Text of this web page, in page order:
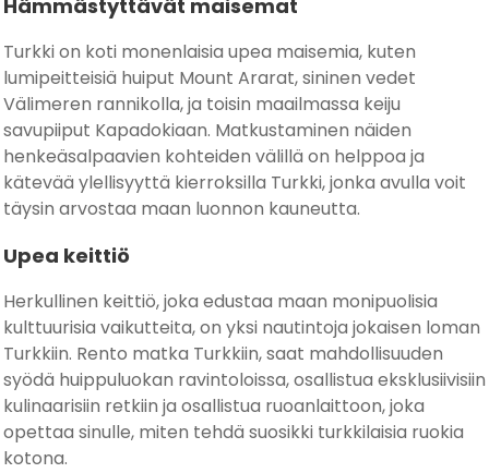
Hämmästyttävät maisemat
Turkki on koti monenlaisia upea maisemia, kuten
lumipeitteisiä huiput Mount Ararat, sininen vedet
Välimeren rannikolla, ja toisin maailmassa keiju
savupiiput Kapadokiaan. Matkustaminen näiden
henkeäsalpaavien kohteiden välillä on helppoa ja
kätevää ylellisyyttä kierroksilla Turkki, jonka avulla voit
täysin arvostaa maan luonnon kauneutta.
Upea keittiö
Herkullinen keittiö, joka edustaa maan monipuolisia
kulttuurisia vaikutteita, on yksi nautintoja jokaisen loman
Turkkiin. Rento matka Turkkiin, saat mahdollisuuden
syödä huippuluokan ravintoloissa, osallistua eksklusiivisiin
kulinaarisiin retkiin ja osallistua ruoanlaittoon, joka
opettaa sinulle, miten tehdä suosikki turkkilaisia ruokia
kotona.